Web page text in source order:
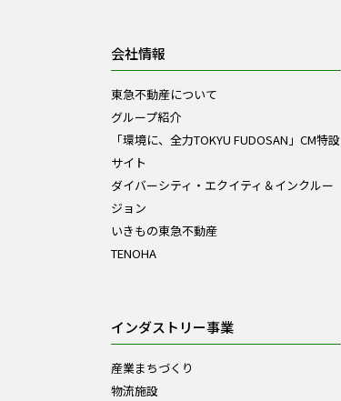
会社情報
東急不動産について
グループ紹介
「環境に、全力TOKYU FUDOSAN」CM特設
サイト
ダイバーシティ・エクイティ＆インクルー
ジョン
いきもの東急不動産
TENOHA
インダストリー事業
産業まちづくり
物流施設